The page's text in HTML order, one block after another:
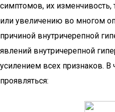
симптомов, их
или увеличению во многом
причиной внутричерепной
явлений внутричерепной
усилением всех признаков. В
проявляться: